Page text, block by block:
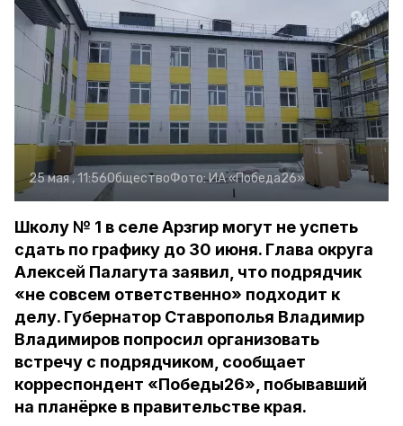
25 мая , 11:56ОбществоФото:ИА «Победа26»
Школу № 1 в селе Арзгир могут не успеть
сдать по графику до 30 июня. Глава округа
Алексей Палагута заявил, что подрядчик
«не совсем ответственно» подходит к
делу. Губернатор Ставрополья Владимир
Владимиров попросил организовать
встречу с подрядчиком, сообщает
корреспондент «Победы26», побывавший
на планёрке в правительстве края.